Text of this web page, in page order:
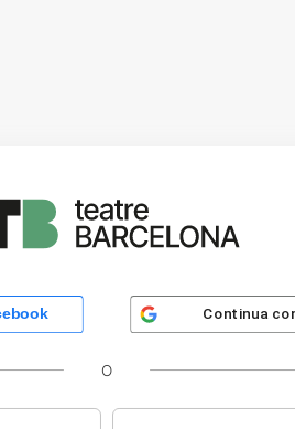
Continua
O